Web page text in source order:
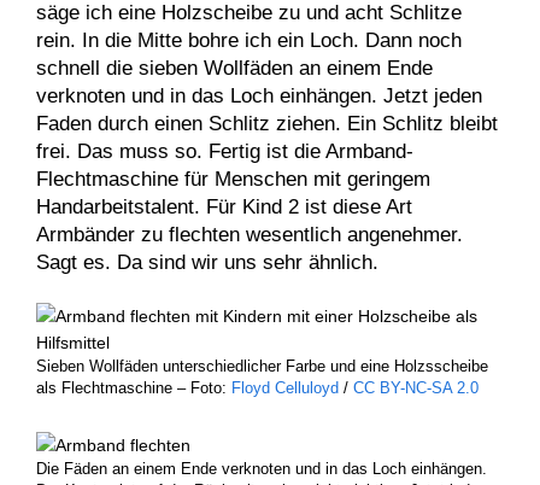
säge ich eine Holzscheibe zu und acht Schlitze
rein. In die Mitte bohre ich ein Loch. Dann noch
schnell die sieben Wollfäden an einem Ende
verknoten und in das Loch einhängen. Jetzt jeden
Faden durch einen Schlitz ziehen. Ein Schlitz bleibt
frei. Das muss so. Fertig ist die Armband-
Flechtmaschine für Menschen mit geringem
Handarbeitstalent. Für Kind 2 ist diese Art
Armbänder zu flechten wesentlich angenehmer.
Sagt es. Da sind wir uns sehr ähnlich.
Sieben Wollfäden unterschiedlicher Farbe und eine Holzsscheibe
als Flechtmaschine – Foto: Floyd Celluloyd / CC BY-NC-SA 2.0
Die Fäden an einem Ende verknoten und in das Loch einhängen.